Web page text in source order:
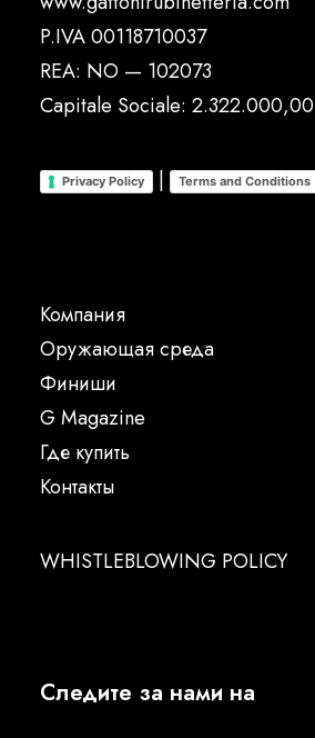
P.IVA 00118710037
REA: NO — 102073
Capitale Sociale: 2.322.000,00
Privacy Policy | Terms and Conditions
Компания
Oружающая среда
Финиши
G Magazine
Где купить
Контакты
WHISTLEBLOWING POLICY
Следите за нами на